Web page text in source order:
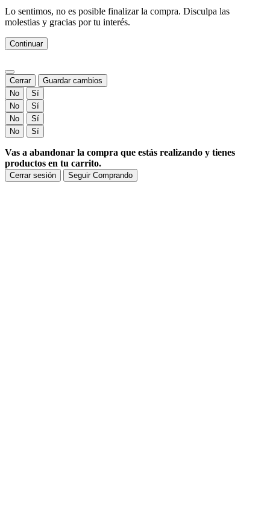
Lo sentimos, no es posible finalizar la compra. Disculpa las
molestias y gracias por tu interés.
Continuar
Cerrar
Guardar cambios
No
Sí
No
Sí
No
Sí
No
Sí
Vas a abandonar la compra que estás realizando y tienes
productos en tu carrito.
Cerrar sesión Seguir Comprando